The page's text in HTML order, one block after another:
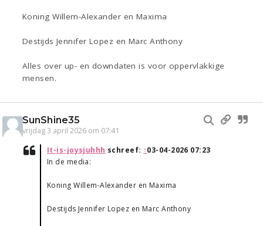
Koning Willem-Alexander en Maxima
Destijds Jennifer Lopez en Marc Anthony
Alles over up- en downdaten is voor oppervlakkige
mensen.
SunShine35
vrijdag 3 april 2026 om 07:41
It-is-joysjuhhh schreef: ↑03-04-2026 07:23
In de media:
Koning Willem-Alexander en Maxima
Destijds Jennifer Lopez en Marc Anthony